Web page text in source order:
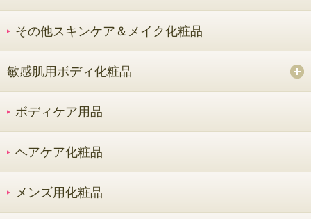
その他スキンケア＆メイク化粧品
敏感肌用ボディ化粧品
ボディケア用品
ヘアケア化粧品
メンズ用化粧品